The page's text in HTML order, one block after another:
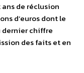
de réclusion
d’euros dont le
dernier chiffre
des faits et en